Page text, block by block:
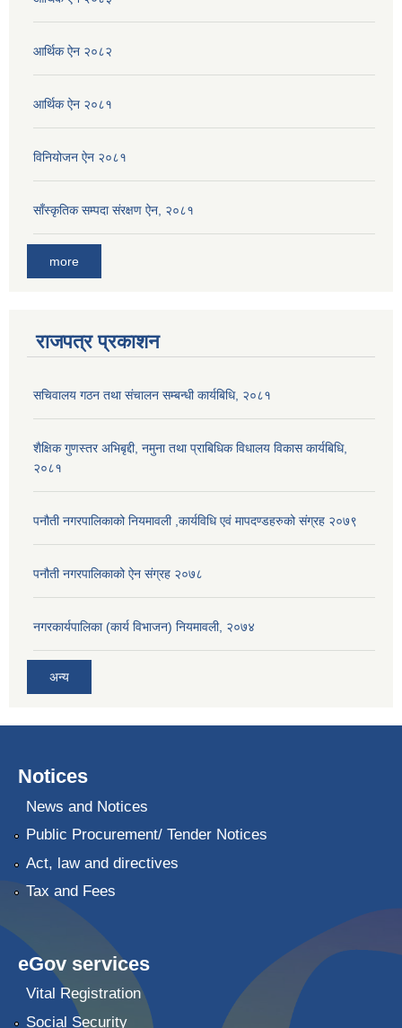
आर्थिक ऐन २०८२
आर्थिक ऐन २०८१
विनियोजन ऐन २०८१
साँस्कृतिक सम्पदा संरक्षण ऐन, २०८१
more
राजपत्र प्रकाशन
सचिवालय गठन तथा संचालन सम्बन्धी कार्यबिधि, २०८१
शैक्षिक गुणस्तर अभिबृद्दी, नमुना तथा प्राबिधिक विधालय विकास कार्यबिधि,
२०८१
पनौती नगरपालिकाको नियमावली ,कार्यविधि एवं मापदण्डहरुको संग्रह २०७९
पनौती नगरपालिकाको ऐन संग्रह २०७८
नगरकार्यपालिका (कार्य विभाजन) नियमावली, २०७४
अन्य
Notices
News and Notices
Public Procurement/ Tender Notices
Act, law and directives
Tax and Fees
eGov services
Vital Registration
Social Security